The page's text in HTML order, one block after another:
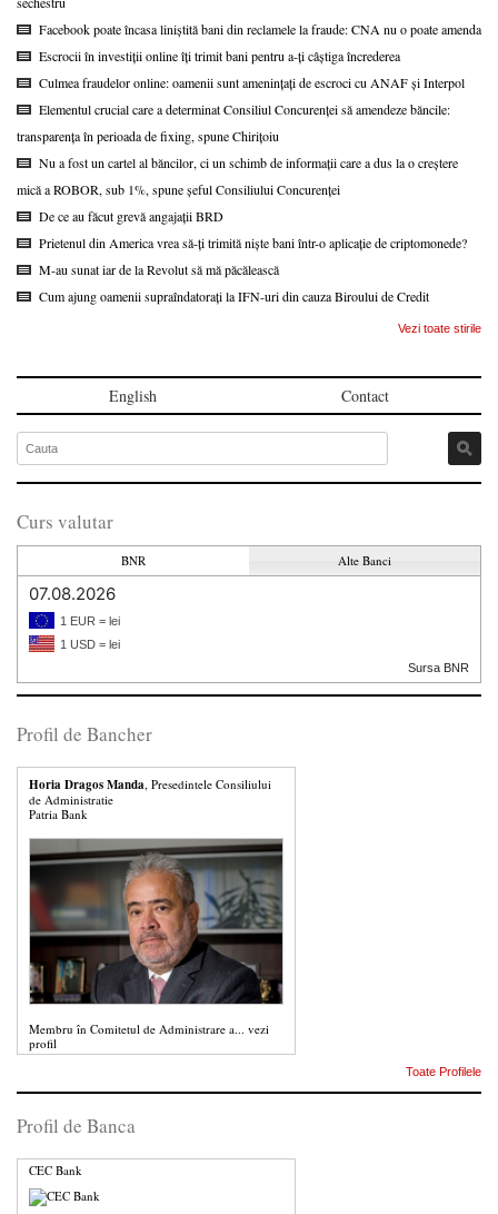
Facebook poate încasa liniștită bani din reclamele la fraude: CNA nu o poate amenda
Escrocii în investiții online îți trimit bani pentru a-ți câștiga încrederea
Culmea fraudelor online: oamenii sunt amenințați de escroci cu ANAF și Interpol
Elementul crucial care a determinat Consiliul Concurenței să amendeze băncile:
transparența în perioada de fixing, spune Chirițoiu
Nu a fost un cartel al băncilor, ci un schimb de informații care a dus la o creștere
mică a ROBOR, sub 1%, spune șeful Consiliului Concurenței
De ce au făcut grevă angajații BRD
Prietenul din America vrea să-ți trimită niște bani într-o aplicație de criptomonede?
M-au sunat iar de la Revolut să mă păcălească
Cum ajung oamenii supraîndatorați la IFN-uri din cauza Biroului de Credit
Vezi toate stirile
English Contact
Curs valutar
BNR Alte Banci
07.08.2026
1 EUR = lei
1 USD = lei
Sursa BNR
Profil de Bancher
Horia Dragos Manda , Presedintele Consiliului
de Administratie
Patria Bank
Membru în Comitetul de Administrare a... vezi
profil
Toate Profilele
Profil de Banca
CEC Bank